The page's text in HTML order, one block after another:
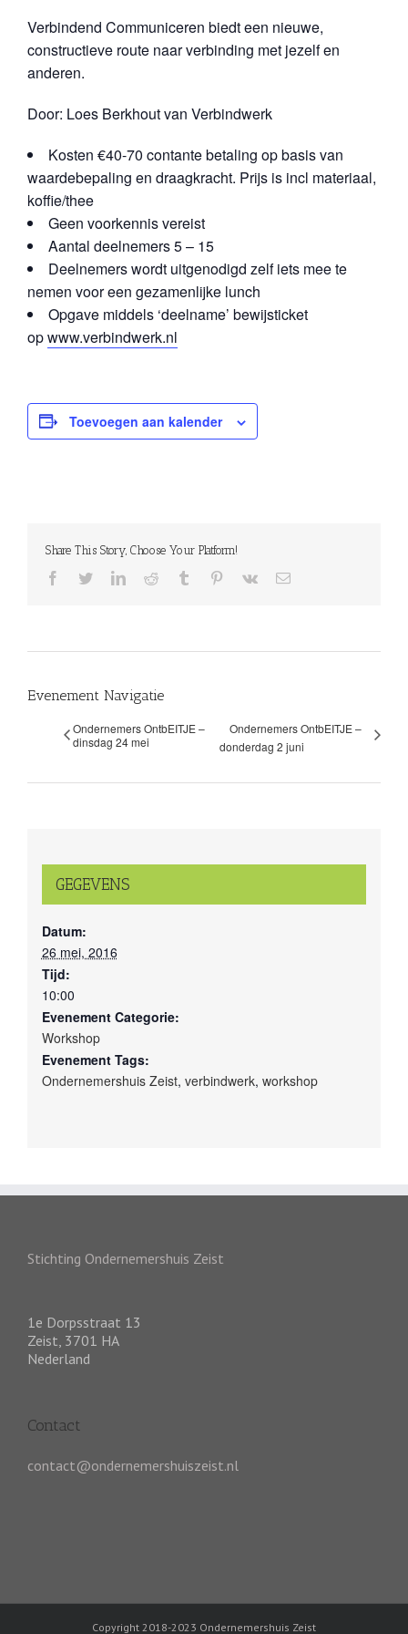
Verbindend Communiceren biedt een nieuwe,
constructieve route naar verbinding met jezelf en
anderen.
Door: Loes Berkhout van Verbindwerk
Kosten €40-70 contante betaling op basis van
waardebepaling en draagkracht. Prijs is incl materiaal,
koffie/thee
Geen voorkennis vereist
Aantal deelnemers 5 – 15
Deelnemers wordt uitgenodigd zelf iets mee te
nemen voor een gezamenlijke lunch
Opgave middels ‘deelname’ bewijsticket
opwww.verbindwerk.nl
Toevoegen aan kalender
Share This Story, Choose Your Platform!
facebooktwitterlinkedinreddit tumblr pinterest
vk
E-
Evenement Navigatie
Ondernemers OntbEITJE –
dinsdag 24 mei
Ondernemers OntbEITJE –
donderdag 2 juni
GEGEVENS
Datum:
26 mei, 2016
Tijd:
10:00
Evenement Categorie:
Workshop
Evenement Tags:
Ondernemershuis Zeist, verbindwerk, workshop
Stichting Ondernemershuis Zeist
1e Dorpsstraat 13
Zeist 3701 HA
Nederland
Contact
contact@ondernemershuiszeist.nl
Copyright 2018-2023 Ondernemershuis Zeist